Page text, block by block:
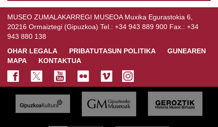
MUSEO ZUMALAKARREGI MUSEOA Muxika Egurastokia 6,
20216 Ormaiztegi (Gipuzkoa) Tel.: +34 943 889 900 Fax.: +34
943 880 138
OHAR LEGALA
PRIBATUTASUN POLITIKA
GUNEAREN
MAPA
KONTAKTUA